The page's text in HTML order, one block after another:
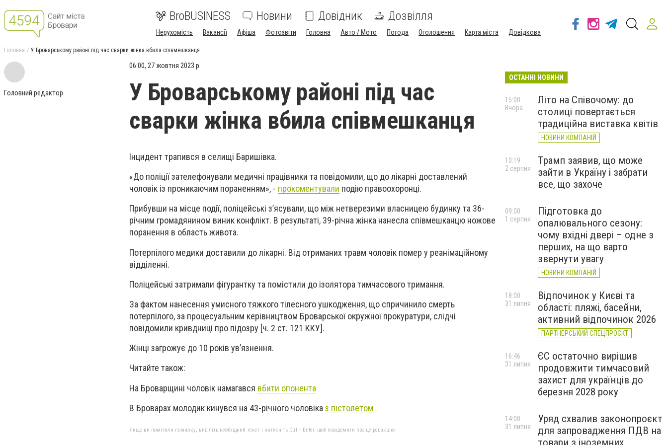
BroBUSINESS Новини Довідник Дозвілля
Нерухомість Вакансії Афіша Фотозвіти Головна Авто / Мото Погода Оголошення Карта міста Довідкова
Головна У Броварському районі під час сварки жінка вбила співмешканця
Головний редактор
06:00, 27 жовтня 2023 р.
У Броварському районі під час
сварки жінка вбила співмешканця
Інцидент трапився в селищі Баришівка.
«До поліції зателефонували медичні працівники та повідомили, що до лікарні доставлений
чоловік із проникаючим пораненням», - прокоментували подію правоохоронці.
Прибувши на місце події, поліцейські з’ясували, що між нетверезими власницею будинку та 36-
річним громадянином виник конфлікт. В результаті, 39-річна жінка нанесла співмешканцю ножове
поранення в область живота.
Потерпілого медики доставили до лікарні. Від отриманих травм чоловік помер у реанімаційному
відділенні.
Поліцейські затримали фігурантку та помістили до ізолятора тимчасового тримання.
За фактом нанесення умисного тяжкого тілесного ушкодження, що спричинило смерть
потерпілого, за процесуальним керівництвом Броварської окружної прокуратури, слідчі
повідомили кривдниці про підозру [ч. 2 ст. 121 ККУ].
Жінці загрожує до 10 років ув’язнення.
Читайте також:
На Броварщині чоловік намагався вбити опонента
В Броварах молодик кинувся на 43-річного чоловіка з пістолетом
Якщо ви помітили помилку, виділіть необхідний текст і натисніть Ctrl + Enter, щоб повідомити про це редакцію
ОСТАННІ НОВИНИ
Літо на Співочому: до
столиці повертається
традиційна виставка квітів
НОВИНИ КОМПАНІЙ
15:00
Вчора
Трамп заявив, що може
зайти в Україну і забрати
все, що захоче
10:19
2 серпня
Підготовка до
опалювального сезону:
чому вхідні двері – одне з
перших, на що варто
звернути увагу
НОВИНИ КОМПАНІЙ
09:00
1 серпня
Відпочинок у Києві та
області: пляжі, басейни,
активний відпочинок 2026
ПАРТНЕРСЬКИЙ СПЕЦПРОЄКТ
18:00
31 липня
ЄС остаточно вирішив
продовжити тимчасовий
захист для українців до
березня 2028 року
16:46
31 липня
Уряд схвалив законопроєкт
для запровадження ПДВ на
товари з іноземних
14:00
31 липня